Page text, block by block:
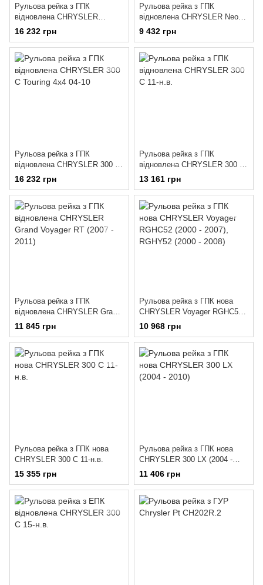
Рульова рейка з ГПК
відновлена CHRYSLER
Concorde EL56 (1992 - 1997)
16 232 грн
Рульова рейка з ГПК
відновлена CHRYSLER Neon
ES46 (1994 - 2006)
9 432 грн
Рульова рейка з ГПК
відновлена CHRYSLER 300 C
Touring 4x4 04-10
16 232 грн
Рульова рейка з ГПК
відновлена CHRYSLER 300 C
11-н.в.
13 161 грн
Рульова рейка з ГПК
відновлена CHRYSLER Grand
Voyager RT (2007 - 2011)
11 845 грн
Рульова рейка з ГПК нова
CHRYSLER Voyager RGHC52
(2000 - 2007), RGHY52 (2000 -
10 968 грн
Рульова рейка з ГПК нова
CHRYSLER 300 C 11-н.в.
15 355 грн
Рульова рейка з ГПК нова
CHRYSLER 300 LX (2004 -
2010)
11 406 грн